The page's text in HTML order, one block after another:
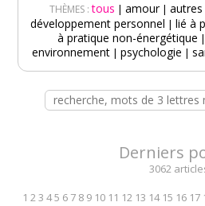
THÈMES :tous | amour| autres
développement personnel | lié à
à pratique non-énergétique |
environnement | psychologie |
Derniers
3062
1 23 45 6 7 8 9 10 11 12 13 14 15 16 17